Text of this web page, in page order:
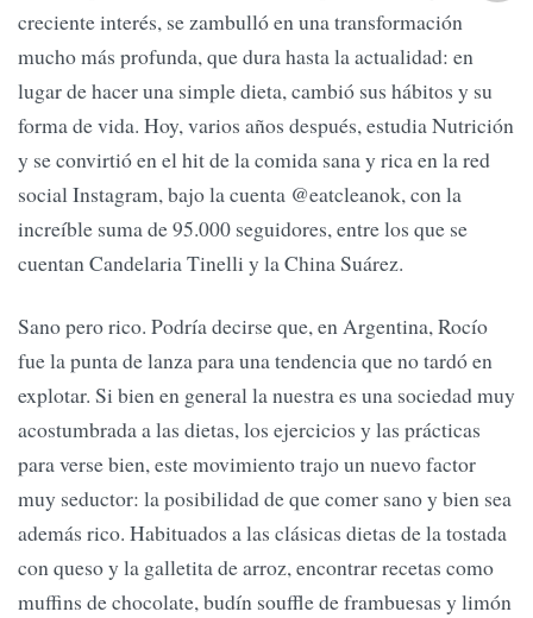
creciente interés, se zambulló en una transformación
mucho más profunda, que dura hasta la actualidad: en
lugar de hacer una simple dieta, cambió sus hábitos y su
forma de vida. Hoy, varios años después, estudia Nutrición
y se convirtió en el hit de la comida sana y rica en la red
social Instagram, bajo la cuenta @eatcleanok, con la
increíble suma de 95.000 seguidores, entre los que se
cuentan Candelaria Tinelli y la China Suárez.
Sano pero rico. Podría decirse que, en Argentina, Rocío
fue la punta de lanza para una tendencia que no tardó en
explotar. Si bien en general la nuestra es una sociedad muy
acostumbrada a las dietas, los ejercicios y las prácticas
para verse bien, este movimiento trajo un nuevo factor
muy seductor: la posibilidad de que comer sano y bien sea
además rico. Habituados a las clásicas dietas de la tostada
con queso y la galletita de arroz, encontrar recetas como
muffins de chocolate, budín souffle de frambuesas y limón